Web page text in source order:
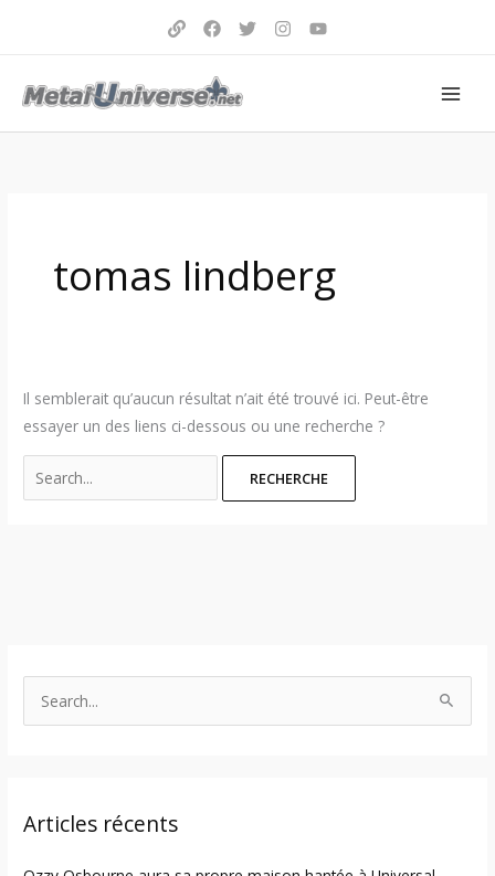
tomas lindberg
Il semblerait qu’aucun résultat n’ait été trouvé ici. Peut-être
essayer un des liens ci-dessous ou une recherche ?
c
Articles récents